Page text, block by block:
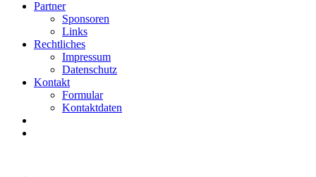
Partner
Sponsoren
Links
Rechtliches
Impressum
Datenschutz
Kontakt
Formular
Kontaktdaten